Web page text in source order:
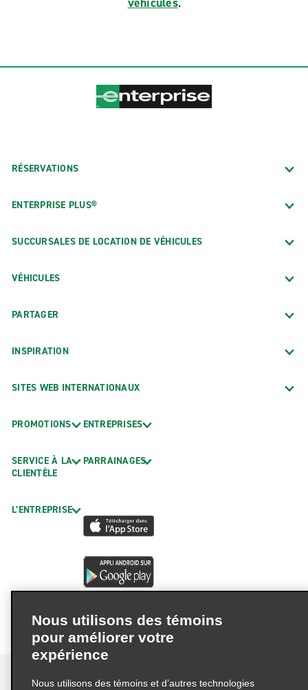
RÉSERVATIONS
ENTERPRISE PLUS®
SUCCURSALES DE LOCATION DE VÉHICULES
VÉHICULES
PARTAGER
INSPIRATION
SITES WEB INTERNATIONAUX
PROMOTIONS
SERVICE À LA
CLIENTÈLE
L’ENTREPRISE
ENTREPRISES
PARRAINAGES
Nous utilisons des témoins
pour améliorer votre
expérience
Nous utilisons des témoins et d’autres technologies